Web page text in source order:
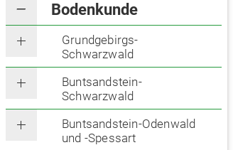
Bodenkunde
Grundgebirgs-
Schwarzwald
Buntsandstein-
Schwarzwald
Buntsandstein-Odenwald
und -Spessart